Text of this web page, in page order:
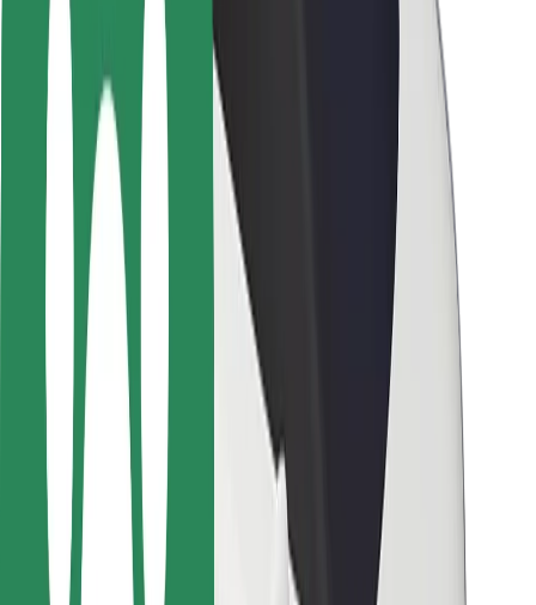
Varnost potnikov
Varnost voznikov
Varnost skirojev
Varnostni kotiček
Mesta
Lokacije
Rešitve za mesto
Letališča
Bolt polnilne postaje
Pomoč
Za potnike
Za voznike
Za dostavljavce
Bolt Food